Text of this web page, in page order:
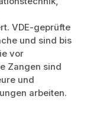
VDE-geprüfte
und sind bis
vor
Zangen sind
und
arbeiten.